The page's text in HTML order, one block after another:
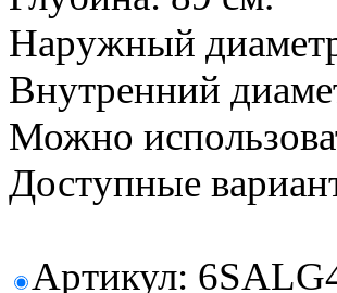
Наружный
Внутренний
Можно
Доступные
Артикул: